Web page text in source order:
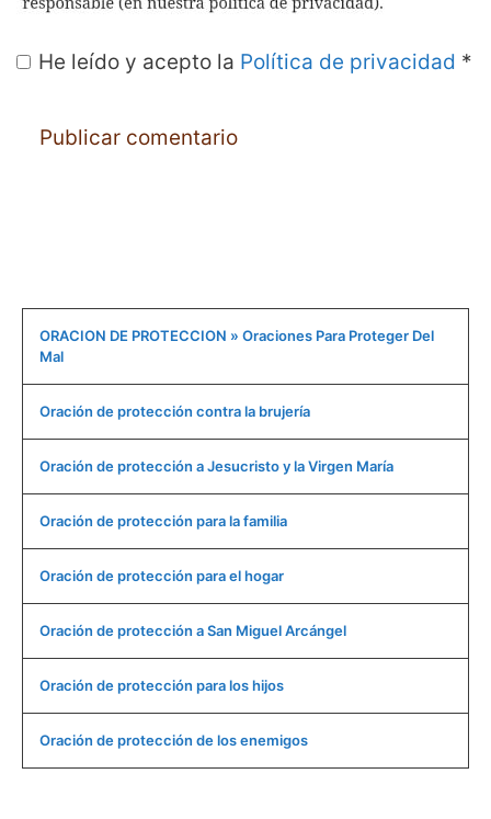
He leído y acepto la Política de privacidad *
ORACION DE PROTECCION » Oraciones Para Proteger Del
Mal
Oración de protección contra la brujería
Oración de protección a Jesucristo y la Virgen María
Oración de protección para la familia
Oración de protección para el hogar
Oración de protección a San Miguel Arcángel
Oración de protección para los hijos
Oración de protección de los enemigos